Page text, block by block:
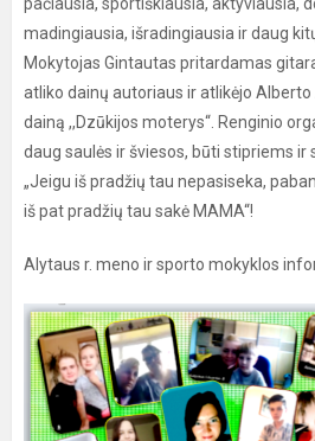
madingiausia, išradingiausia ir daug
Mokytojas Gintautas pritardamas
atliko dainų autoriaus ir atlikėjo
dainą ,,Dzūkijos moterys“. Renginio
daug saulės ir šviesos, būti stipriems ir
„Jeigu iš pradžių tau nepasiseka,
iš pat pradžių tau sakė MAMA“!
Alytaus r. meno ir sporto mokyklos